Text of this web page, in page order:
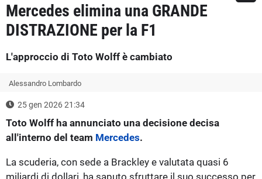
Mercedes elimina una GRANDE
DISTRAZIONE per la F1
L'approccio di Toto Wolff è cambiato
Alessandro Lombardo
25 gen 2026 21:34
Toto Wolff ha annunciato una decisione decisa
all'interno del team Mercedes.
La scuderia, con sede a Brackley e valutata quasi 6
miliardi di dollari, ha saputo sfruttare il suo successo per